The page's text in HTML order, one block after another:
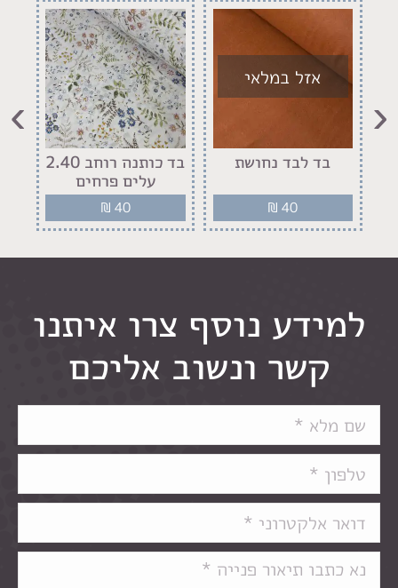
אזל במלאי
בד לבד נחושת
₪ 40
בד כותנה רוחב 2.40
עלים פרחים
₪ 40
‹
›
למידע נוסף צרו איתנו
קשר ונשוב אליכם